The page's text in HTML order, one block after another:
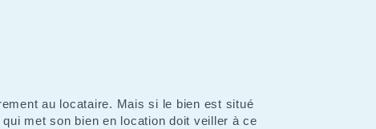
au locataire. Mais si le bien est situé
met son bien en location doit veiller à ce